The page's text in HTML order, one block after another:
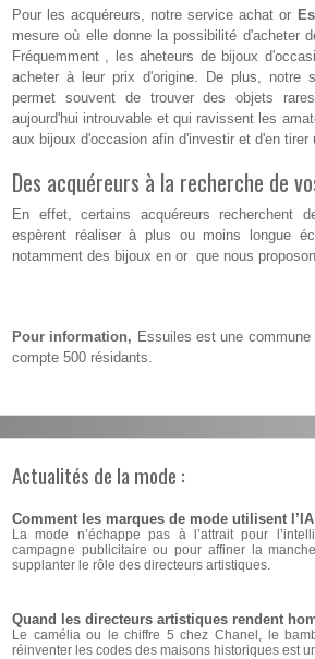
Pour les acquéreurs, notre service achat or
mesure où elle donne la possibilité d'acheter
Fréquemment , les aheteurs de bijoux
acheter à leur prix d'origine. De plus, notre
permet souvent de trouver des objets
aujourd'hui introuvable et qui ravissent les
aux bijoux d'occasion afin d'investir et d'en tirer
Des acquéreurs à la recherche de
En effet, certains acquéreurs recherchent
espèrent réaliser à plus ou moins longue
notamment des bijoux en or que nous
Pour information, Essuiles est une
compte 500 résidants.
Actualités de la mode :
Comment les marques de mode utilisent
La mode n’échappe pas à l’attrait pour
campagne publicitaire ou pour affiner la
supplanter le rôle des directeurs artistiques.
Quand les directeurs artistiques rendent
Le camélia ou le chiffre 5 chez Chanel, le
réinventer les codes des maisons historiques est